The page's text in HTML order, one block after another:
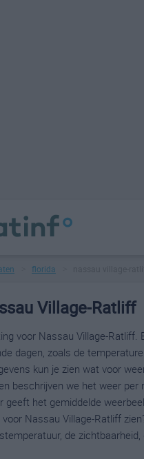
florida
Village-Ratliff
voor Nassau Village-
dagen, zoals de
kun je zien wat voor
beschrijven we het weer
het gemiddelde
Nassau Village-Ratliff
de